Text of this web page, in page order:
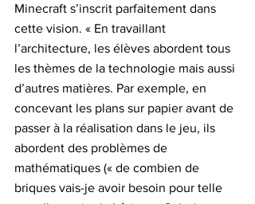
Minecraft s’inscrit parfaitement dans
cette vision. « En travaillant
l’architecture, les élèves abordent tous
les thèmes de la technologie mais aussi
d’autres matières. Par exemple, en
concevant les plans sur papier avant de
passer à la réalisation dans le jeu, ils
abordent des problèmes de
mathématiques (« de combien de
briques vais-je avoir besoin pour telle